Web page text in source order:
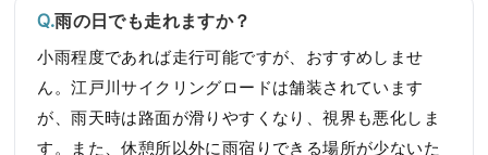
雨の日でも走れますか？
小雨程度であれば走行可能ですが、おすすめしませ
ん。江戸川サイクリングロードは舗装されています
が、雨天時は路面が滑りやすくなり、視界も悪化しま
す。また、休憩所以外に雨宿りできる場所が少ないた